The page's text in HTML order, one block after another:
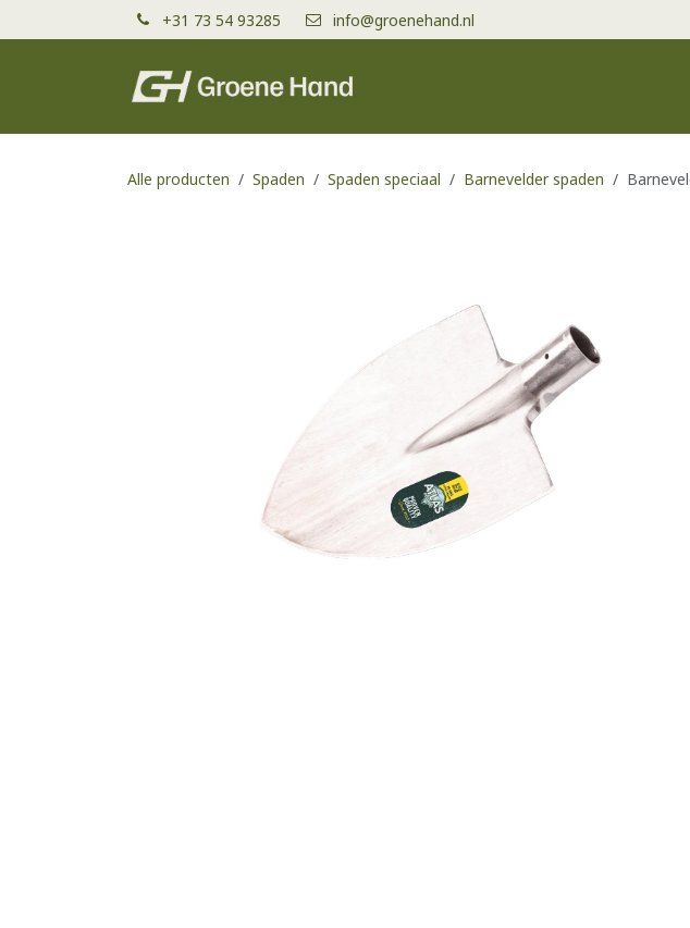
Overslaan naar inhoud +31 73 54 93285 info@groenehand.nl
Alle producten Spaden Spaden speciaal Barnevelder spaden